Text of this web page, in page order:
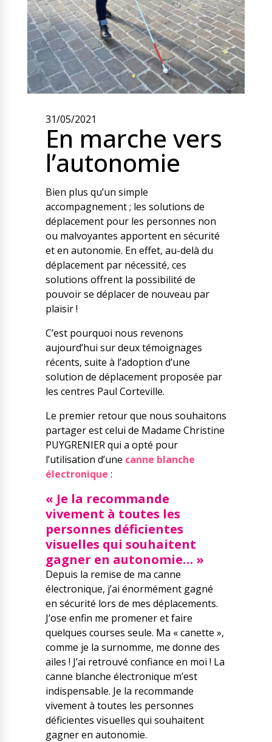
Nos solutions
Le chien guide d’aveugle
La canne blanche
électronique
Le Bemob
fonctionnelle
Formation
Rééducation fonctionnelle
Tout savoir
Irremplaçables, la
série
31/05/2021
En marche vers
l’autonomie
Bien plus qu’un simple
accompagnement ; les solutions de
déplacement pour les personnes non
ou malvoyantes apportent en sécurité
et en autonomie. En effet, au-delà du
déplacement par nécessité, ces
solutions offrent la possibilité de
pouvoir se déplacer de nouveau par
plaisir !
C’est pourquoi nous revenons
aujourd’hui sur deux témoignages
récents, suite à l’adoption d’une
solution de déplacement proposée par
les centres Paul Corteville.
Le premier retour que nous souhaitons
partager est celui de Madame Christine
PUYGRENIER qui a opté pour
l’utilisation d’une canne blanche
électronique :
« Je la recommande
vivement à toutes les
personnes déficientes
visuelles qui souhaitent
gagner en autonomie… »
Depuis la remise de ma canne
électronique, j’ai énormément gagné
en sécurité lors de mes déplacements.
J’ose enfin me promener et faire
quelques courses seule. Ma « canette »,
comme je la surnomme, me donne des
ailes ! J’ai retrouvé confiance en moi ! La
canne blanche électronique m’est
indispensable. Je la recommande
vivement à toutes les personnes
déficientes visuelles qui souhaitent
gagner en autonomie.